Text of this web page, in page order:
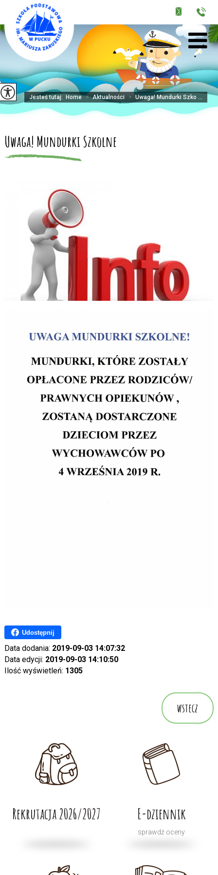
Jesteś tutaj: Home > Aktualności > Uwaga! Mundurki Szko ...
Uwaga! Mundurki Szkolne
Udostępnij
Data dodania: 2019-09-03 14:07:32
Data edycji: 2019-09-03 14:10:50
Ilość wyświetleń: 1305
wstecz
Rekrutacja 2026/2027 E-dziennik
sprawdź oceny